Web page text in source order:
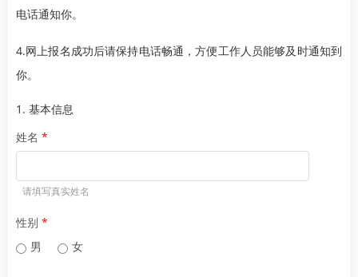
电话通知你。
4.网上报名成功后请保持电话畅通，方便工作人员能够及时通知到
你。
1. 基本信息
姓名
请填写真实姓名
性别
男
女